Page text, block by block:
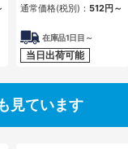
通常価格(税別)： 512円 ～
在庫品1日目～
当日出荷可能
見ています